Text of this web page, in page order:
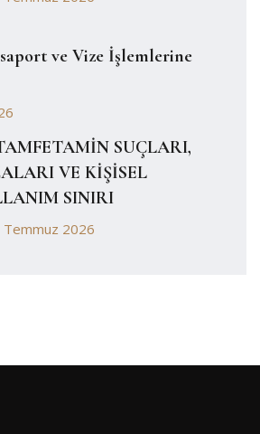
ve Vize İşlemlerine
SUÇLARI,
VE KİŞİSEL
SINIRI
Temmuz 2026